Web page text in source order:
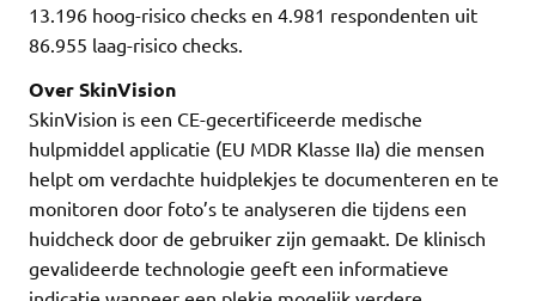
13.196 hoog-risico checks en 4.981 respondenten uit
86.955 laag-risico checks.
Over SkinVision
SkinVision is een CE-gecertificeerde medische
hulpmiddel applicatie (EU MDR Klasse IIa) die mensen
helpt om verdachte huidplekjes te documenteren en te
monitoren door foto’s te analyseren die tijdens een
huidcheck door de gebruiker zijn gemaakt. De klinisch
gevalideerde technologie geeft een informatieve